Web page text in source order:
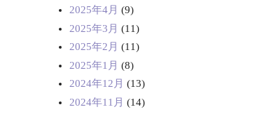
2025年4月 (9)
2025年3月 (11)
2025年2月 (11)
2025年1月 (8)
2024年12月 (13)
2024年11月 (14)